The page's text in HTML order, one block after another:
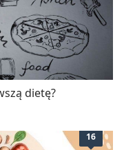
dietę?
16